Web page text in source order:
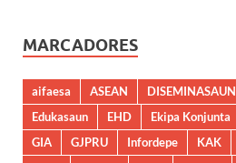
MARCADORES
aifaesa ASEAN DISEMINASAUN
Edukasaun
EHD Ekipa Konjunta
GIA
GJPRU Infordepe KAK